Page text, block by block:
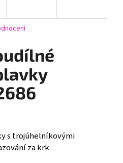
s trojúhelníkovými
za krk.